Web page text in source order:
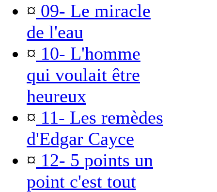
¤ 09- Le miracle
de l'eau
¤ 10- L'homme
qui voulait être
heureux
¤ 11- Les remèdes
d'Edgar Cayce
¤ 12- 5 points un
point c'est tout